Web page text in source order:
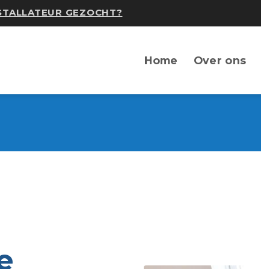
GEZOCHT?
Home Over ons